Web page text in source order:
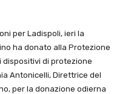
per Ladispoli, ieri la
ha donato alla Protezione
dispositivi di protezione
Antonicelli, Direttrice del
per la donazione odierna